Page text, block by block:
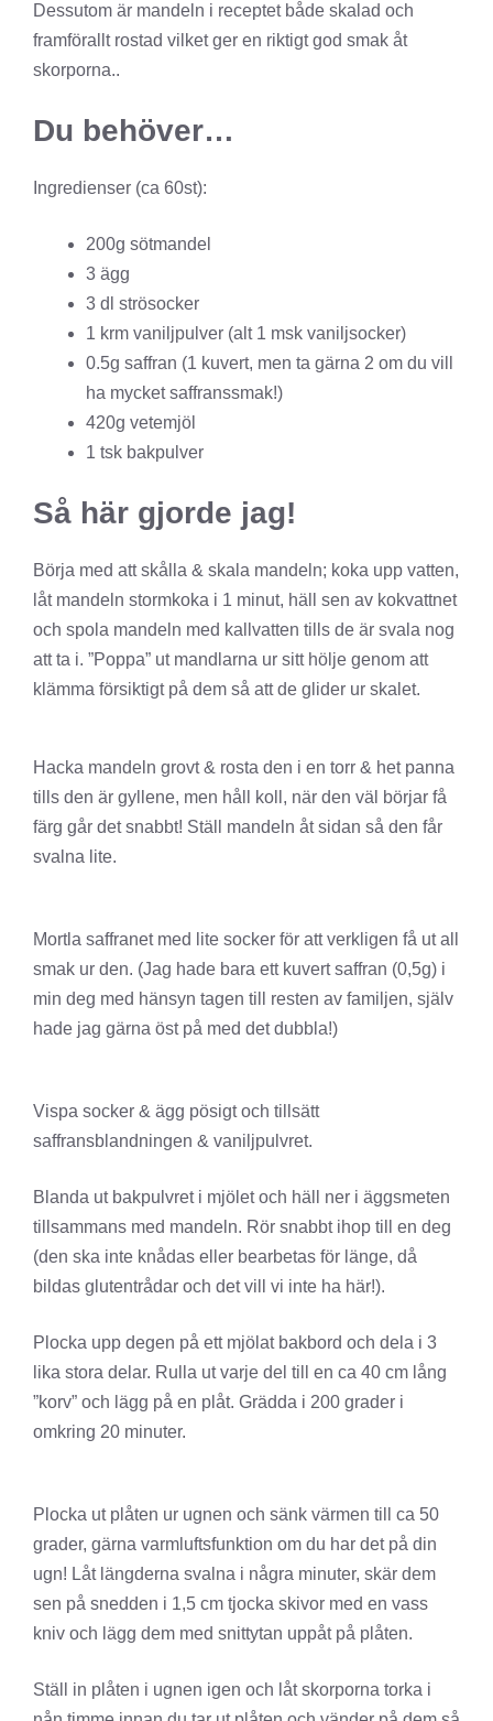
Dessutom är mandeln i receptet både skalad och
framförallt rostad vilket ger en riktigt god smak åt
skorporna..
Du behöver…
Ingredienser (ca 60st):
200g sötmandel
3 ägg
3 dl strösocker
1 krm vaniljpulver (alt 1 msk vaniljsocker)
0.5g saffran (1 kuvert, men ta gärna 2 om du vill
ha mycket saffranssmak!)
420g vetemjöl
1 tsk bakpulver
Så här gjorde jag!
Börja med att skålla & skala mandeln; koka upp vatten,
låt mandeln stormkoka i 1 minut, häll sen av kokvattnet
och spola mandeln med kallvatten tills de är svala nog
att ta i. ”Poppa” ut mandlarna ur sitt hölje genom att
klämma försiktigt på dem så att de glider ur skalet.
Hacka mandeln grovt & rosta den i en torr & het panna
tills den är gyllene, men håll koll, när den väl börjar få
färg går det snabbt! Ställ mandeln åt sidan så den får
svalna lite.
Mortla saffranet med lite socker för att verkligen få ut all
smak ur den. (Jag hade bara ett kuvert saffran (0,5g) i
min deg med hänsyn tagen till resten av familjen, själv
hade jag gärna öst på med det dubbla!)
Vispa socker & ägg pösigt och tillsätt
saffransblandningen & vaniljpulvret.
Blanda ut bakpulvret i mjölet och häll ner i äggsmeten
tillsammans med mandeln. Rör snabbt ihop till en deg
(den ska inte knådas eller bearbetas för länge, då
bildas glutentrådar och det vill vi inte ha här!).
Plocka upp degen på ett mjölat bakbord och dela i 3
lika stora delar. Rulla ut varje del till en ca 40 cm lång
”korv” och lägg på en plåt. Grädda i 200 grader i
omkring 20 minuter.
Plocka ut plåten ur ugnen och sänk värmen till ca 50
grader, gärna varmluftsfunktion om du har det på din
ugn! Låt längderna svalna i några minuter, skär dem
sen på snedden i 1,5 cm tjocka skivor med en vass
kniv och lägg dem med snittytan uppåt på plåten.
Ställ in plåten i ugnen igen och låt skorporna torka i